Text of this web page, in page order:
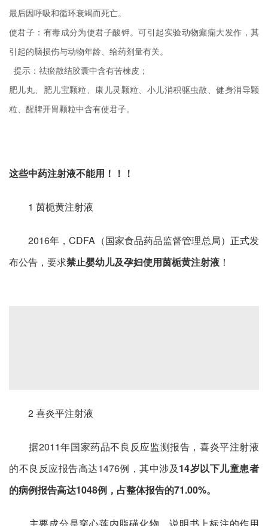
最后因呼吸和循环衰竭而死亡。
使君子：有毒成分为使君子酸钾。可引起实验动物癫痫大发作，其
引起的脑损伤与动物年龄、给药剂量有关。
提示： 祛瘀散结胶囊中含有苦楝皮；
肥儿丸、肥儿宝颗粒、康儿灵颗粒、小儿消积驱虫散、健身消导颗
粒、醒脾开胃颗粒中含有使君子。
这些中药注射液不能用！！！
1 茵栀黄注射液
2016年，CDFA（国家食品药品监督管理总局）正式发
布公告，要求禁止婴幼儿及孕妇使用茵栀黄注射液 ！
2 喜炎平注射液
据2011年国家药品不良反应监测报告，喜炎平注射液
的不良反应报告高达1476例，其中涉及14岁以下儿童患者
的病例报告高达1048例，占整体报告的71.00%。
主要成分是穿心莲内脂磺化物，说明书上标注的作用